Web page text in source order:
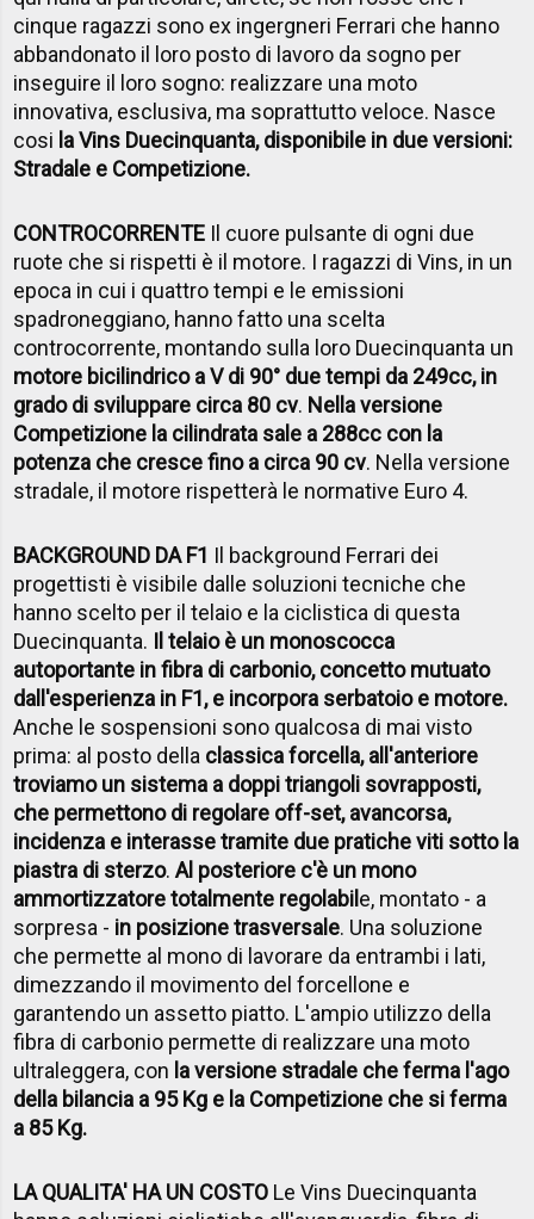
cinque ragazzi sono ex ingergneri Ferrari che hanno
abbandonato il loro posto di lavoro da sogno per
inseguire il loro sogno: realizzare una moto
innovativa, esclusiva, ma soprattutto veloce. Nasce
cosi la Vins Duecinquanta, disponibile in due versioni:
Stradale e Competizione.
CONTROCORRENTE Il cuore pulsante di ogni due
ruote che si rispetti è il motore. I ragazzi di Vins, in un
epoca in cui i quattro tempi e le emissioni
spadroneggiano, hanno fatto una scelta
controcorrente, montando sulla loro Duecinquanta un
motore bicilindrico a V di 90° due tempi da 249cc, in
grado di sviluppare circa 80 cv. Nella versione
Competizione la cilindrata sale a 288cc con la
potenza che cresce fino a circa 90 cv. Nella versione
stradale, il motore rispetterà le normative Euro 4.
BACKGROUND DA F1 Il background Ferrari dei
progettisti è visibile dalle soluzioni tecniche che
hanno scelto per il telaio e la ciclistica di questa
Duecinquanta. Il telaio è un monoscocca
autoportante in fibra di carbonio, concetto mutuato
dall'esperienza in F1, e incorpora serbatoio e motore.
Anche le sospensioni sono qualcosa di mai visto
prima: al posto della classica forcella, all'anteriore
troviamo un sistema a doppi triangoli sovrapposti,
che permettono di regolare off-set, avancorsa,
incidenza e interasse tramite due pratiche viti sotto la
piastra di sterzo.Al posteriore c'è un mono
ammortizzatore totalmente regolabil e, montato - a
sorpresa - in posizione trasversale. Una soluzione
che permette al mono di lavorare da entrambi i lati,
dimezzando il movimento del forcellone e
garantendo un assetto piatto. L'ampio utilizzo della
fibra di carbonio permette di realizzare una moto
ultraleggera, con la versione stradale che ferma l'ago
della bilancia a 95 Kg e la Competizione che si ferma
a 85 Kg.
LA QUALITA' HA UN COSTO Le Vins Duecinquanta